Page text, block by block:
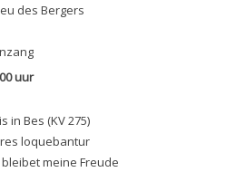
des Bergers
uur
in Bes (KV 275)
loquebantur
bleibet meine Freude